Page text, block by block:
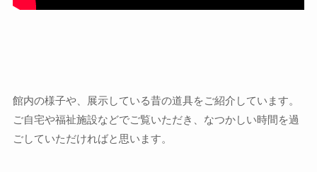
館内の様子や、展示している昔の道具をご紹介しています。
ご自宅や福祉施設などでご覧いただき、なつかしい時間を過
ごしていただければと思います。